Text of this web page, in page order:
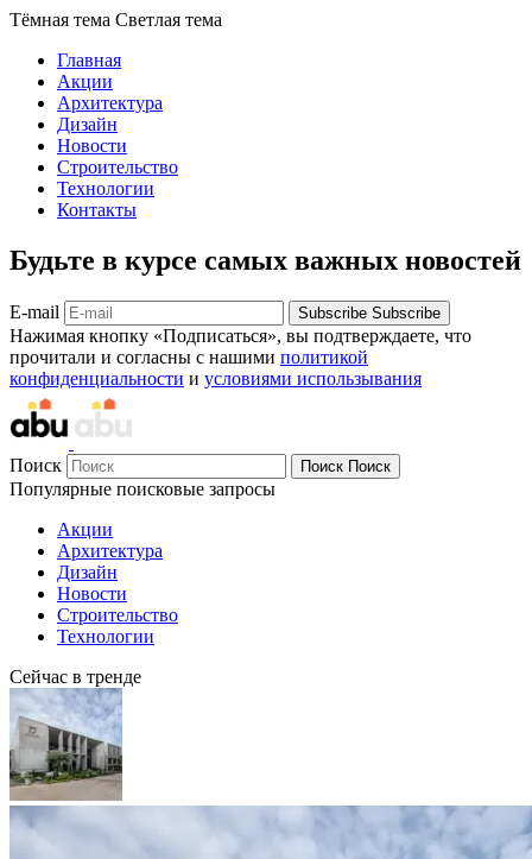
Тёмная тема Светлая тема
Главная
Акции
Архитектура
Дизайн
Новости
Строительство
Технологии
Контакты
Будьте в курсе самых важных новостей
E-mail Subscribe Subscribe
Нажимая кнопку «Подписаться», вы подтверждаете, что
прочитали и согласны с нашими политикой
конфиденциальности и условиями использывания
Поиск Поиск Поиск
Популярные поисковые запросы
Акции
Архитектура
Дизайн
Новости
Строительство
Технологии
Сейчас в тренде